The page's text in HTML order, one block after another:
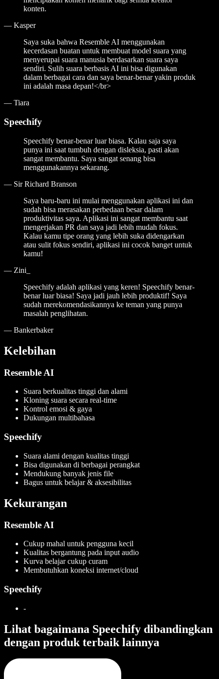
konten.
— Kasper
Saya suka bahwa Resemble AI menggunakan
kecerdasan buatan untuk membuat model suara yang
menyerupai suara manusia berdasarkan suara saya
sendiri. Sulih suara berbasis AI ini bisa digunakan
dalam berbagai cara dan saya benar-benar yakin produk
ini adalah masa depan!</br>
— Tiara
Speechify
Speechify benar-benar luar biasa. Kalau saja saya
punya ini saat tumbuh dengan disleksia, pasti akan
sangat membantu. Saya sangat senang bisa
menggunakannya sekarang.
— Sir Richard Branson
Saya baru-baru ini mulai menggunakan aplikasi ini dan
sudah bisa merasakan perbedaan besar dalam
produktivitas saya. Aplikasi ini sangat membantu saat
mengerjakan PR dan saya jadi lebih mudah fokus.
Kalau kamu tipe orang yang lebih suka didengarkan
atau sulit fokus sendiri, aplikasi ini cocok banget untuk
kamu!
— Zini_
Speechify adalah aplikasi yang keren! Speechify benar-
benar luar biasa! Saya jadi jauh lebih produktif! Saya
sudah merekomendasikannya ke teman yang punya
masalah penglihatan.
— Bankerbaker
Kelebihan
Resemble AI
Suara berkualitas tinggi dan alami
Kloning suara secara real-time
Kontrol emosi & gaya
Dukungan multibahasa
Speechify
Suara alami dengan kualitas tinggi
Bisa digunakan di berbagai perangkat
Mendukung banyak jenis file
Bagus untuk belajar & aksesibilitas
Kekurangan
Resemble AI
Cukup mahal untuk pengguna kecil
Kualitas bergantung pada input audio
Kurva belajar cukup curam
Membutuhkan koneksi internet/cloud
Speechify
-
Lihat bagaimana Speechify dibandingkan
dengan produk terbaik lainnya